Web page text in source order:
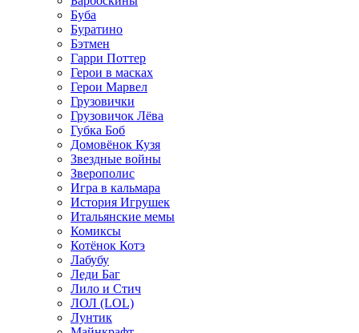
Буба
Буратино
Бэтмен
Гарри Поттер
Герои в масках
Герои Марвел
Грузовички
Грузовичок Лёва
Губка Боб
Домовёнок Кузя
Звездные войны
Зверополис
Игра в кальмара
История Игрушек
Итальянские мемы
Комиксы
Котёнок Котэ
Лабубу
Леди Баг
Лило и Стич
ЛОЛ (LOL)
Лунтик